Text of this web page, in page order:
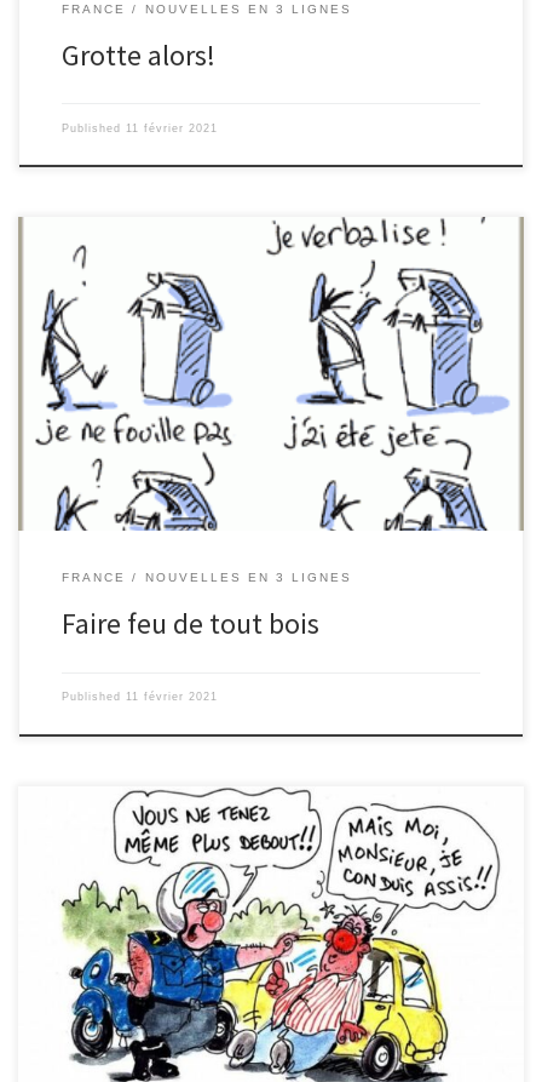
FRANCE NOUVELLES EN 3 LIGNES
Grotte alors!
Published 11 février 2021
Un SDF chafouin, frigorifié, met le feu à un conteneur. Arrêté, il est
incarcéré. Son acte diligent lui permettra de passer six mois au
chaud. Bastien Mourigal (4ème)
FRANCE NOUVELLES EN 3 LIGNES
Faire feu de tout bois
Published 11 février 2021
La police stoppe une voiture volée, conduite, sans permis, par un
homme drogué : l’histoire s’achève par l’arrivée rocambolesque
d’un dépanneur ivre! Elea Beonel (3ème)